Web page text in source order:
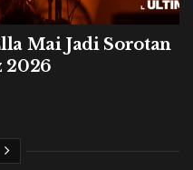
Mai Jadi Sorotan
2026